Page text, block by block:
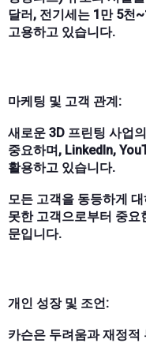
달러, 전기세는 1만 5천
고용하고 있습니다.
마케팅 및 고객 관계:
새로운 3D 프린팅 사업
중요하며, LinkedIn,
활용하고 있습니다.
모든 고객을 동등하게
못한 고객으로부터 중요
문입니다.
개인 성장 및 조언:
카슨은 두려움과 재정적